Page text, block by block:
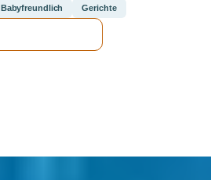
Babyfreundlich Gerichte